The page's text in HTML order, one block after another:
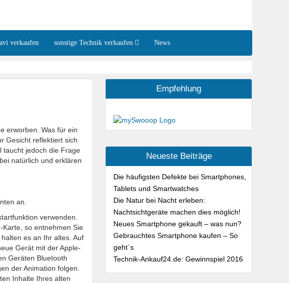
verkaufen sonstige Technik verkaufen News
erworben. Was für ein
Gesicht reflektiert sich
taucht jedoch die Frage
natürlich und erklären
an.
verwenden.
Karte, so entnehmen Sie
es an Ihr altes. Auf
Gerät mit der Apple-
Geräten Bluetooth
der Animation folgen.
Inhalte Ihres alten
Empfehlung
Neueste Beiträge
Die häufigsten Defekte bei Smartphones,
Tablets und Smartwatches
Die Natur bei Nacht erleben:
Nachtsichtgeräte machen dies möglich!
Neues Smartphone gekauft – was nun?
Gebrauchtes Smartphone kaufen – So
geht´s
Technik-Ankauf24.de: Gewinnspiel 2016